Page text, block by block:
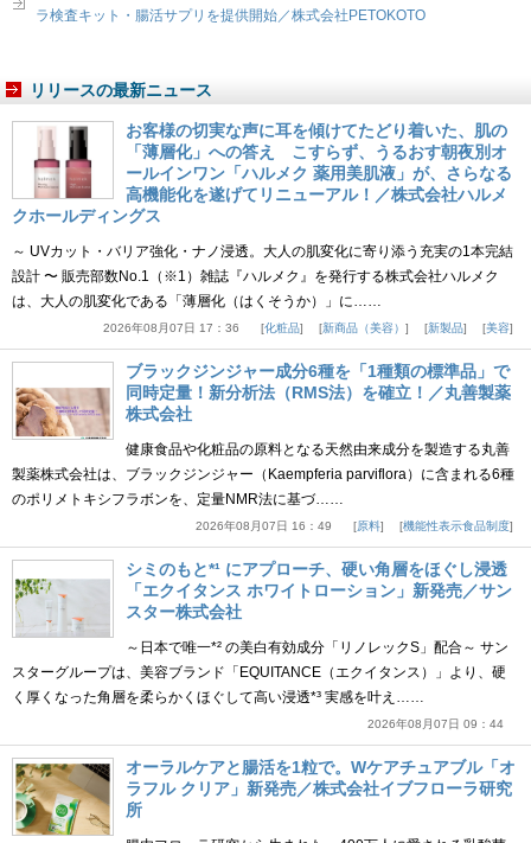
ラ検査キット・腸活サプリを提供開始／株式会社PETOKOTO
リリースの最新ニュース
お客様の切実な声に耳を傾けてたどり着いた、肌の
「薄層化」への答え こすらず、うるおす朝夜別オ
ールインワン「ハルメク 薬用美肌液」が、さらなる
高機能化を遂げてリニューアル！／株式会社ハルメ
クホールディングス
～ UVカット・バリア強化・ナノ浸透。大人の肌変化に寄り添う充実の1本完結
設計 〜 販売部数No.1（※1）雑誌『ハルメク』を発行する株式会社ハルメク
は、大人の肌変化である「薄層化（はくそうか）」に……
2026年08月07日 17：36 化粧品 新商品（美容） 新製品 美容
ブラックジンジャー成分6種を「1種類の標準品」で
同時定量！新分析法（RMS法）を確立！／丸善製薬
株式会社
健康食品や化粧品の原料となる天然由来成分を製造する丸善
製薬株式会社は、ブラックジンジャー（Kaempferia parviflora）に含まれる6種
のポリメトキシフラボンを、定量NMR法に基づ……
2026年08月07日 16：49 原料 機能性表示食品制度
シミのもと*¹ にアプローチ、硬い角層をほぐし浸透
「エクイタンス ホワイトローション」新発売／サン
スター株式会社
～日本で唯一*² の美白有効成分「リノレックS」配合～ サン
スターグループは、美容ブランド「EQUITANCE（エクイタンス）」より、硬
く厚くなった角層を柔らかくほぐして高い浸透*³ 実感を叶え……
2026年08月07日 09：44
オーラルケアと腸活を1粒で。Wケアチュアブル「オ
ラフル クリア」新発売／株式会社イブフローラ研究
所